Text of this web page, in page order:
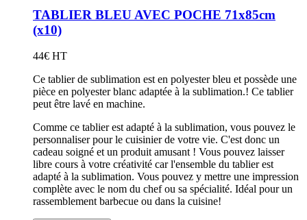
TABLIER BLEU AVEC POCHE 71x85cm
(x10)
44€ HT
Ce tablier de sublimation est en polyester bleu et possède une
pièce en polyester blanc adaptée à la sublimation.! Ce tablier
peut être lavé en machine.
Comme ce tablier est adapté à la sublimation, vous pouvez le
personnaliser pour le cuisinier de votre vie. C'est donc un
cadeau soigné et un produit amusant ! Vous pouvez laisser
libre cours à votre créativité car l'ensemble du tablier est
adapté à la sublimation. Vous pouvez y mettre une impression
complète avec le nom du chef ou sa spécialité. Idéal pour un
rassemblement barbecue ou dans la cuisine!